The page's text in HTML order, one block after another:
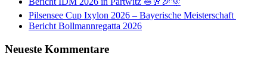
Pilsensee Cup Ixylon 2026 – Bayerische Meisterschaft
Bericht Bollmannregatta 2026
Neueste Kommentare